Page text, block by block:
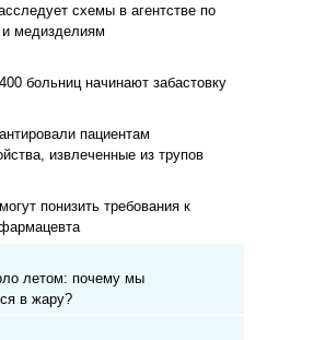
схемы в агентстве по
и медизделиям
больниц начинают забастовку
пациентам
извлеченные из трупов
понизить требования к
летом: почему мы
в жару?